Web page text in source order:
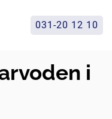
031-20 12 10
i